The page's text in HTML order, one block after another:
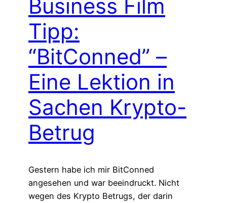
Business Film
Tipp:
“BitConned” –
Eine Lektion in
Sachen Krypto-
Betrug
Gestern habe ich mir BitConned
angesehen und war beeindruckt. Nicht
wegen des Krypto Betrugs, der darin